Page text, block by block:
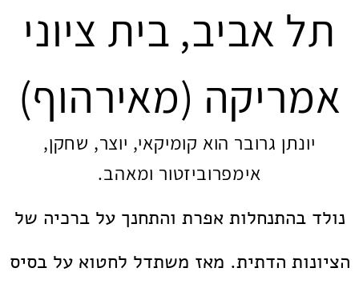
תל אביב, בית ציוני
אמריקה (מאירהוף)
יונתן גרובר הוא קומיקאי, יוצר, שחקן,
אימפרוביזטור ומאהב.
נולד בהתנחלות אפרת והתחנך על ברכיה של
הציונות הדתית. מאז משתדל לחטוא על בסיס